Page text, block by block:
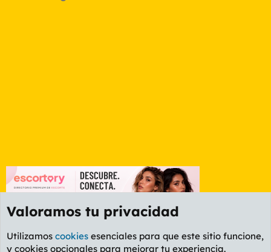
Foro General
Valoramos tu privacidad
Utilizamos cookies esenciales para que este sitio funcione,
y cookies opcionales para mejorar tu experiencia.